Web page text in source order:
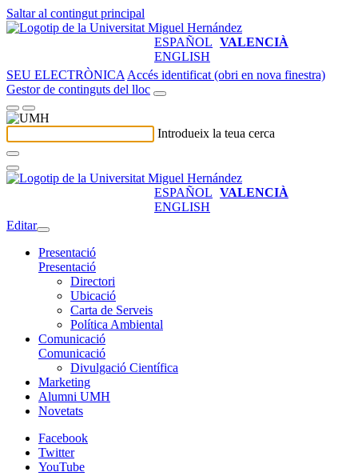
Saltar al contingut principal
ESPAÑOL VALENCIÀ
ENGLISH
SEU ELECTRÒNICA Accés identificat (obri en nova finestra)
Gestor de continguts del lloc
Introdueix la teua cerca
ESPAÑOL VALENCIÀ
ENGLISH
Editar
Presentació
Presentació
Directori
Ubicació
Carta de Serveis
Política Ambiental
Comunicació
Comunicació
Divulgació Científica
Marketing
Alumni UMH
Novetats
Facebook
Twitter
YouTube